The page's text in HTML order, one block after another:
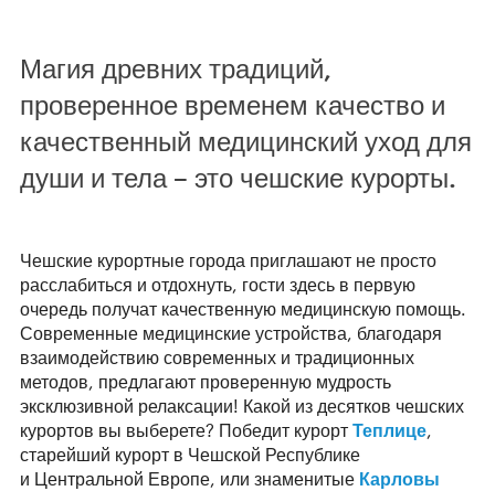
Магия древних традиций,
проверенное временем качество и
качественный медицинский уход для
души и тела – это чешские курорты.
Чешские курортные города приглашают не просто
расслабиться и отдохнуть, гости здесь в первую
очередь получат качественную медицинскую помощь.
Современные медицинские устройства, благодаря
взаимодействию современных и традиционных
методов, предлагают проверенную мудрость
эксклюзивной релаксации! Какой из десятков чешских
курортов вы выберете? Победит курорт Теплице,
старейший курорт в Чешской Республике
и Центральной Европе, или знаменитые Карловы